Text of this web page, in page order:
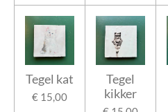
Tegel kat
€ 15,00
Tegel
kikker